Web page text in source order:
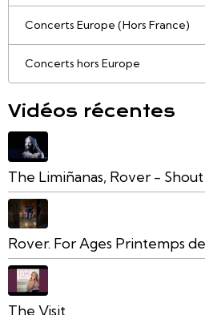
Concerts Europe (Hors France)
Concerts hors Europe
Vidéos récentes
The Limiñanas, Rover -
Rover. For Ages Printemps
The Visit